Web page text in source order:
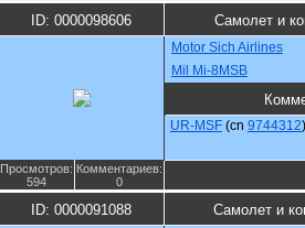
ID: 0000098606 Самолет и
Motor Sich Airlines
Mil Mi-8MSB
UR-MSF (cn 9744312)
Просмотров:
594
Комментариев:
0
ID: 0000091088 Самолет и